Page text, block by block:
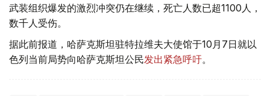
武装组织爆发的激烈冲突仍在继续，死亡人数已超1100人，
数千人受伤。
据此前报道，哈萨克斯坦驻特拉维夫大使馆于10月7日就以
色列当前局势向哈萨克斯坦公民发出紧急呼吁。